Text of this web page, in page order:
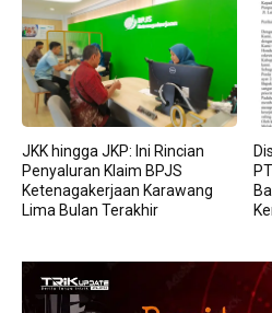
JKK hingga JKP: Ini Rincian
Penyaluran Klaim BPJS
Ketenagakerjaan Karawang
Lima Bulan Terakhir